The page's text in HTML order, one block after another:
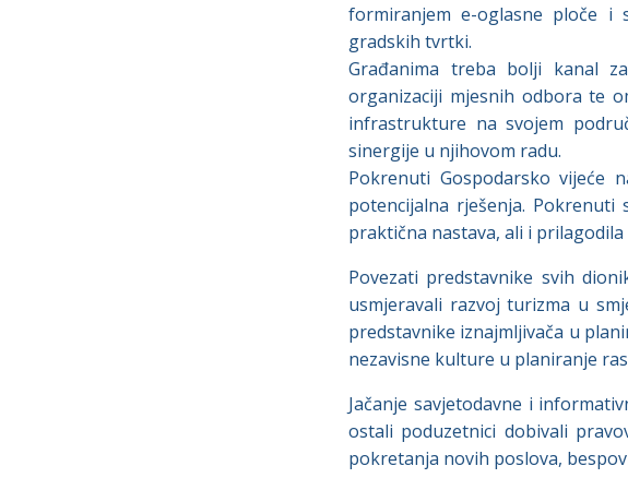
formiranjem e-oglasne ploče i
gradskih tvrtki.
Građanima treba bolji kanal
organizaciji mjesnih odbora te
infrastrukture na svojem
sinergije u njihovom radu.
Pokrenuti Gospodarsko vijeće
potencijalna rješenja.
praktična nastava, ali i
Povezati predstavnike svih
usmjeravali razvoj turizma u
predstavnike iznajmljivača u
nezavisne kulture u planiranje
Jačanje savjetodavne i
ostali poduzetnici dobivali
pokretanja novih poslova,